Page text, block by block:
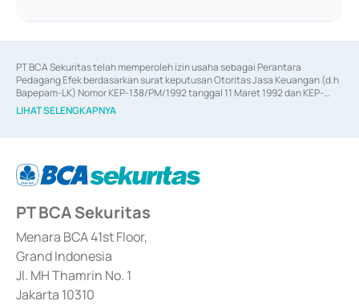
PT BCA Sekuritas telah memperoleh izin usaha sebagai Perantara
Pedagang Efek berdasarkan surat keputusan Otoritas Jasa Keuangan (d.h
Bapepam-LK) Nomor KEP-138/PM/1992 tanggal 11 Maret 1992 dan KEP-
06/D.04/2014 tanggal 28 Februari 2014, izin usaha sebagai Penjamin Emisi
Efek berdasarkan surat keputusan Otoritas Jasa Keuangan Nomor KEP-
berdasarkan surat keputusan Otoritas Jasa Keuangan Nomor S-
67/PM.21/2017 tanggal 3 Februari 2017, dan beberapa izin usaha lainnya
Sertifikat Deposito di Pasar Uang yang izinnya diterbitkan pada tahun 2017
dan izin usaha lainnya dari Bank Indonesia sebagai Lembaga Pendukung
Penerbitan, Transaksi, serta Penatausahaan dan Penyelesaian Transaksi
Surat Berharga Komersial yang izinnya diterbitkan pada tahun 2018.
LIHAT SELENGKAPNYA
PT BCA Sekuritas
Menara BCA 41st Floor,
Grand Indonesia
Jl. MH Thamrin No. 1
Jakarta 10310